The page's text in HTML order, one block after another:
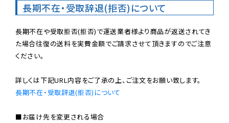
長期不在・受取辞退(拒否)について
長期不在や受取拒否(拒否)で運送業者様より商品が返送されてき
た場合往復の送料を実費金額でご請求させて頂きますのでご注意
ください。
長期不在・受取辞退(拒否)について